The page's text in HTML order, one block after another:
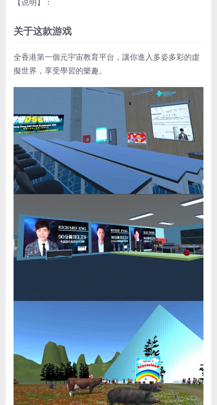
关于这款游戏
全香港第一個元宇宙教育平台，讓你進入多姿多彩的虛
擬世界，享受學習的樂趣。